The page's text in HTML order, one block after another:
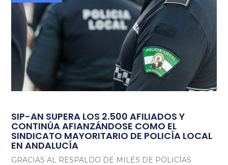
SIP-AN SUPERA LOS 2.500 AFILIADOS Y
CONTINÚA AFIANZÁNDOSE COMO EL
SINDICATO MAYORITARIO DE POLICÍA LOCAL
EN ANDALUCÍA
GRACIAS AL RESPALDO DE MILES DE POLICÍAS